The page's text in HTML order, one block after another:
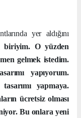
yer aldığını
biriyim. O yüzden
gelmek istedim.
yapıyorum.
yapmaya.
ücretsiz olması
Bu onlara yeni